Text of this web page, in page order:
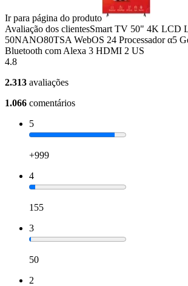
Ir para página do produto
Avaliação dos clientesSmart TV 50" 4K LCD
50NANO80TSA WebOS 24 Processador α5
Bluetooth com Alexa 3 HDMI 2 US
4.8
2.313 avaliações
1.066 comentários
5
+999
4
155
3
50
2